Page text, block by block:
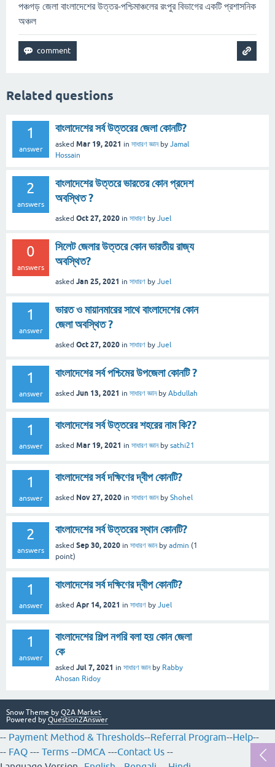
পঞ্চগড় জেলা বাংলাদেশের উত্তর-পশ্চিমাঞ্চলের রংপুর বিভাগের একটি প্রশাসনিক
অঞ্চল
Related questions
1
answer
বাংলাদেশের সর্ব উত্তরের জেলা কোনটি?
asked Mar 19, 2021 in সাধারণ জ্ঞান by Jamal
Hossain
2
answers
বাংলাদেশের উত্তরে ভারতের কোন প্রদেশ
অবস্থিত ?
asked Oct 27, 2020 in সাধারণ by Juel
0
answers
সিলেট জেলার উত্তরে কোন ভারতীয় রাজ্য
অবস্থিত?
asked Jan 25, 2021 in সাধারণ by Juel
1
answer
ভারত ও মায়ানমারের সাথে বাংলাদেশের কোন
জেলা অবস্থিত ?
asked Oct 27, 2020 in সাধারণ by Juel
1
answer
বাংলাদেশের সর্ব পশ্চিমের উপজেলা কোনটি ?
asked Jun 13, 2021 in সাধারণ জ্ঞান by Abdullah
1
answer
বাংলাদেশের সর্ব উত্তরের শহরের নাম কি??
asked Mar 19, 2021 in সাধারণ জ্ঞান by sathi21
1
answer
বাংলাদেশের সর্ব দক্ষিণের দ্বীপ কোনটি?
asked Nov 27, 2020 in সাধারণ জ্ঞান by Shohel
2
answers
বাংলাদেশের সর্ব উত্তরের স্থান কোনটি?
asked Sep 30, 2020 in সাধারণ জ্ঞান by admin (1
point)
1
answer
বাংলাদেশের সর্ব দক্ষিণের দ্বীপ কোনটি?
asked Apr 14, 2021 in সাধারণ by Juel
1
answer
বাংলাদেশের শিল্প নগরি বলা হয় কোন জেলা
কে
asked Jul 7, 2021 in সাধারণ জ্ঞান by Rabby
Ahosan Ridoy
Snow Theme by Q2A Market
Powered by Question2Answer
-- Payment Method & Thresholds--Referral Program--Help--
-- FAQ --- Terms --DMCA ---Contact Us --